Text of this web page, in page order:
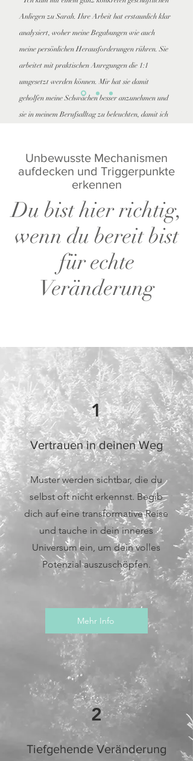
Anliegen zu Sarah. Ihre Arbeit hat erstaunlich klar
analysiert, woher meine Begabungen wie auch
meine persönlichen Herausforderungen rühren. Sie
arbeitet mit praktischen Anregungen die 1:1
umgesetzt werden können. Mir hat sie damit
geholfen meine Schwächen besser anzunehmen und
sie in meinem Berufsalltag zu beleuchten, damit ich
Melanie, Zürich
Unbewusste Mechanismen
aufdecken und Triggerpunkte
erkennen
Du bist hier richtig,
wenn du bereit bist
für echte
Veränderung
1
Vertrauen in deinen Weg
Muster werden sichtbar, die du
selbst oft nicht erkennst. Begib
dich auf eine transformative Reise
und tauche in dein inneres
Universum ein, um dein volles
Potenzial auszuschöpfen.
Mehr Info
2
Tiefgehende Veränderung